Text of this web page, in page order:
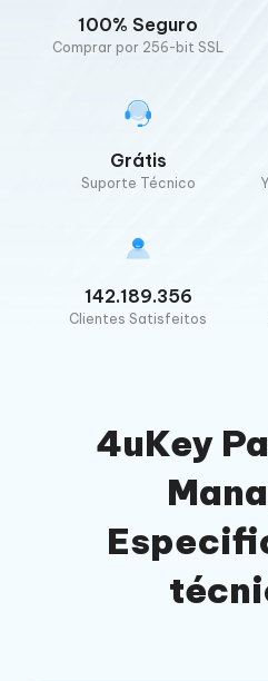
100% Seguro
Comprar por 256-bit SSL
Grátis
Suporte Técnico
142.189.356
Clientes Satisfeitos
4uKey